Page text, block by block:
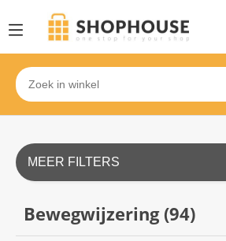
MEER FILTERS
Bewegwijzering (94)